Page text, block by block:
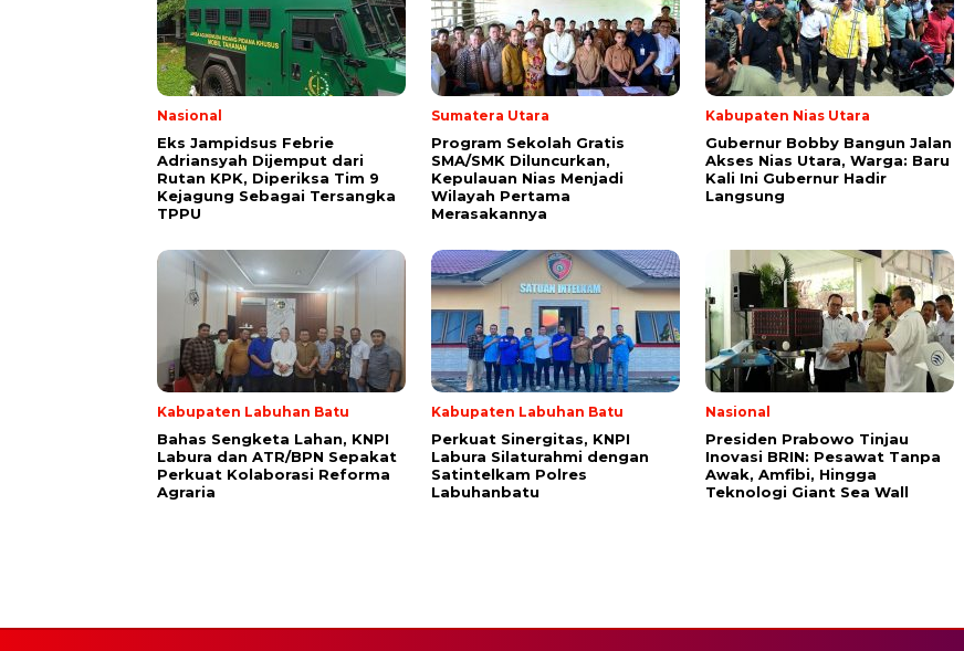
Nasional
Eks Jampidsus Febrie
Adriansyah Dijemput dari
Rutan KPK, Diperiksa Tim 9
Kejagung Sebagai Tersangka
TPPU
Sumatera Utara
Program Sekolah Gratis
SMA/SMK Diluncurkan,
Kepulauan Nias Menjadi
Wilayah Pertama
Merasakannya
Kabupaten Nias Utara
Gubernur Bobby Bangun Jalan
Akses Nias Utara, Warga: Baru
Kali Ini Gubernur Hadir
Langsung
Kabupaten Labuhan Batu
Bahas Sengketa Lahan, KNPI
Labura dan ATR/BPN Sepakat
Perkuat Kolaborasi Reforma
Agraria
Kabupaten Labuhan Batu
Perkuat Sinergitas, KNPI
Labura Silaturahmi dengan
Satintelkam Polres
Labuhanbatu
Nasional
Presiden Prabowo Tinjau
Inovasi BRIN: Pesawat Tanpa
Awak, Amfibi, Hingga
Teknologi Giant Sea Wall